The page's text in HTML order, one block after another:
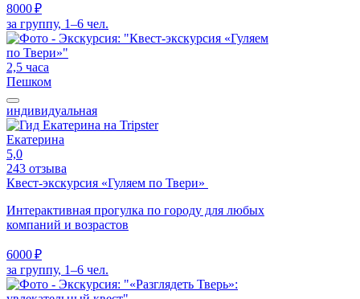
8000 ₽
за группу, 1–6 чел.
2,5 часа
Пешком
индивидуальная
Екатерина
5,0
243 отзыва
Квест-экскурсия «Гуляем по Твери»
Интерактивная прогулка по городу для любых
компаний и возрастов
6000 ₽
за группу, 1–6 чел.